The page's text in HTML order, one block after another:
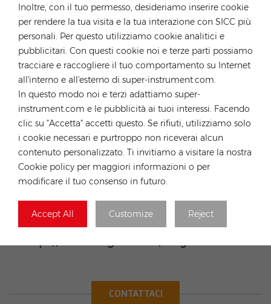
Inoltre, con il tuo permesso, desideriamo inserire cookie
per rendere la tua visita e la tua interazione con SICC più
personali. Per questo utilizziamo cookie analitici e
pubblicitari. Con questi cookie noi e terze parti possiamo
tracciare e raccogliere il tuo comportamento su Internet
all'interno e all'esterno di super-instrument.com.
In questo modo noi e terzi adattiamo super-
instrument.com e le pubblicità ai tuoi interessi. Facendo
clic su "Accetta" accetti questo. Se rifiuti, utilizziamo solo
i cookie necessari e purtroppo non riceverai alcun
contenuto personalizzato. Ti invitiamo a visitare la nostra
Cookie policy per maggiori informazioni o per
modificare il tuo consenso in futuro.
Accept All Customize Reject
I nuovi prodotti sono dotati di una garanzia
lineare di 25 anni sulla potenza in uscita, con la
garanzia che la potenza in uscita finale di 25
anni non sarà inferiore all'89,4% della potenza
in uscita nominale.
In qualità di distributore ufficialmente
autorizzato di LONGi, Rongstar continua a
supportare l'innovazione tecnologica di LONGi
CONTATTACI